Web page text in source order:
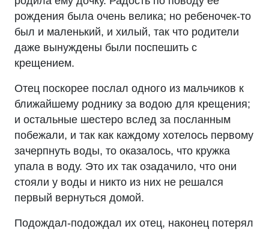
рождения была очень велика; но ребеночек-то
был и маленький, и хилый, так что родители
даже вынуждены были поспешить с
крещением.
Отец поскорее послал одного из мальчиков к
ближайшему роднику за водою для крещения;
и остальные шестеро вслед за посланным
побежали, и так как каждому хотелось первому
зачерпнуть воды, то оказалось, что кружка
упала в воду. Это их так озадачило, что они
стояли у воды и никто из них не решался
первый вернуться домой.
Подождал-подождал их отец, наконец потерял